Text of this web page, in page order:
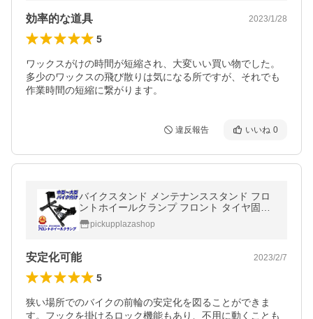
効率的な道具 2023/1/28
5
ワックスがけの時間が短縮され、大変いい買い物でした。
多少のワックスの飛び散りは気になる所ですが、それでも
作業時間の短縮に繋がります。
違反報告 いいね 0
バイクスタンド メンテナンススタンド フロ
ントホイールクランプ フロント タイヤ固定
用 中型〜大型バイク向け
pickupplazashop
安定化可能 2023/2/7
5
狭い場所でのバイクの前輪の安定化を図ることができま
す。フックを掛けるロック機能もあり、不用に動くことも